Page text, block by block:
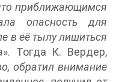
приближающимся
опасность для
в её тылу лишиться
». Тогда К. Вердер,
обратил внимание